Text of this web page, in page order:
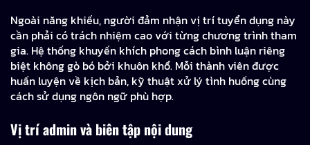
Ngoài năng khiếu, người đảm nhận vị trí tuyển dụng này
cần phải có trách nhiệm cao với từng chương trình tham
gia. Hệ thống khuyến khích phong cách bình luận riêng
biệt không gò bó bởi khuôn khổ. Mỗi thành viên được
huấn luyện về kịch bản, kỹ thuật xử lý tình huống cùng
cách sử dụng ngôn ngữ phù hợp.
Vị trí admin và biên tập nội dung